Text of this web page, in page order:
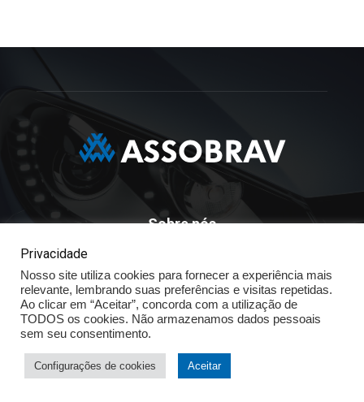
Sobre nós
ASSOBRAV - Associação Brasileira Dos Distribuidores
Volkswagen
Av. José Maria Whitaker n° 603 - Mirandópolis - São Paulo - SP
- CEP: 04057.900 - Fone: (11) - 5078.5400
Política de Privacidade
Privacidade
Nosso site utiliza cookies para fornecer a experiência mais
relevante, lembrando suas preferências e visitas repetidas.
Ao clicar em “Aceitar”, concorda com a utilização de
TODOS os cookies. Não armazenamos dados pessoais
sem seu consentimento.
Configurações de cookies Aceitar